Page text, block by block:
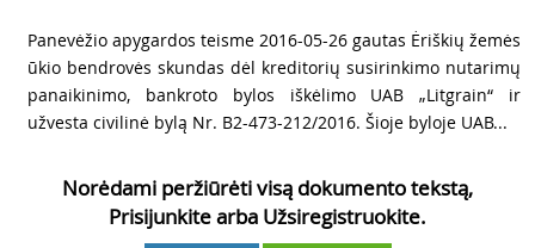
Panevėžio apygardos teisme 2016-05-26 gautas Ėriškių žemės
ūkio bendrovės skundas dėl kreditorių susirinkimo nutarimų
panaikinimo, bankroto bylos iškėlimo UAB „Litgrain“ ir
užvesta civilinė bylą Nr. B2-473-212/2016. Šioje byloje UAB...
Norėdami peržiūrėti visą dokumento tekstą,
Prisijunkite arba Užsiregistruokite.